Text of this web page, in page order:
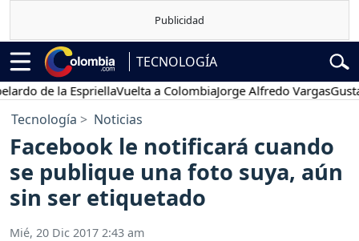
TECNOLOGÍA
de la EspriellaVuelta a ColombiaJorge Alfredo VargasGustavo
Tecnología Noticias
Facebook le notificará cuando
se publique una foto suya, aún
sin ser etiquetado
Mié, 20 Dic 2017 2:43 am